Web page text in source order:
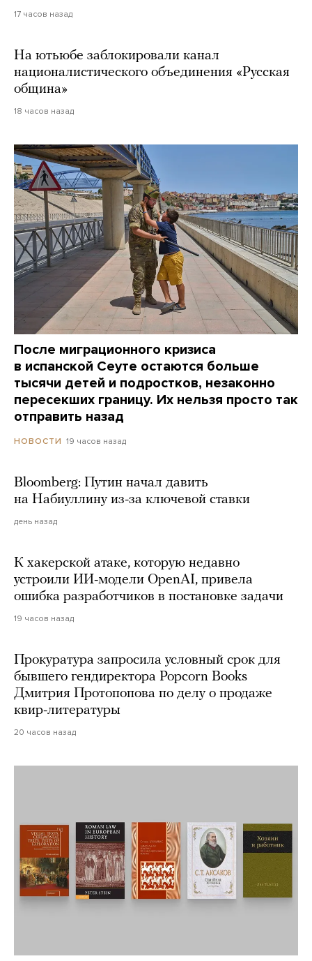
17 часов назад
На ютьюбе заблокировали канал
националистического объединения «Русская
община»
18 часов назад
После миграционного кризиса
в испанской Сеуте остаются больше
тысячи детей и подростков, незаконно
пересекших границу. Их нельзя просто так
отправить назад
НОВОСТИ 19 часов назад
Bloomberg: Путин начал давить
на Набиуллину из-за ключевой ставки
день назад
К хакерской атаке, которую недавно
устроили ИИ-модели OpenAI, привела
ошибка разработчиков в постановке задачи
19 часов назад
Прокуратура запросила условный срок для
бывшего гендиректора Popcorn Books
Дмитрия Протопопова по делу о продаже
квир-литературы
20 часов назад